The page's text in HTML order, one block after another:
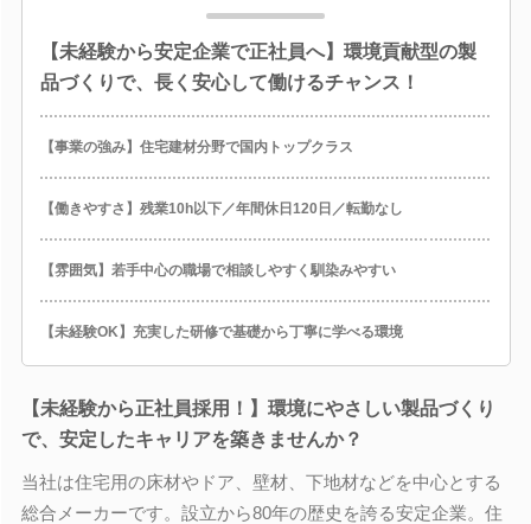
【未経験から安定企業で正社員へ】環境貢献型の製
品づくりで、長く安心して働けるチャンス！
【事業の強み】住宅建材分野で国内トップクラス
【働きやすさ】残業10h以下／年間休日120日／転勤なし
【雰囲気】若手中心の職場で相談しやすく馴染みやすい
【未経験OK】充実した研修で基礎から丁寧に学べる環境
【未経験から正社員採用！】環境にやさしい製品づくり
で、安定したキャリアを築きませんか？
当社は住宅用の床材やドア、壁材、下地材などを中心とする
総合メーカーです。設立から80年の歴史を誇る安定企業。住